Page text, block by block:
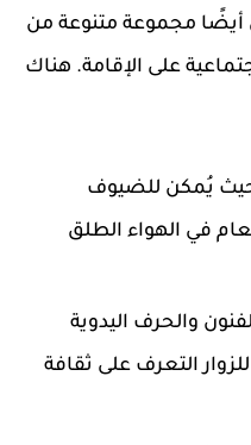
أيضًا مجموعة متنوعة من
على الإقامة. هناك
يُمكن للضيوف
في الهواء الطلق
والحرف اليدوية
التعرف على ثقافة